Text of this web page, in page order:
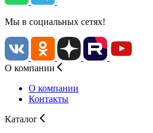
Мы в социальных сетях!
О компании
О компании
Контакты
Каталог